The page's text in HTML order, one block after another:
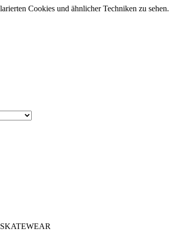
Cookies und ähnlicher Techniken zu sehen.